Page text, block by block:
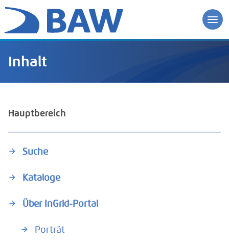
Inhalt
Hauptbereich
Suche
Kataloge
Über InGrid-Portal
Porträt